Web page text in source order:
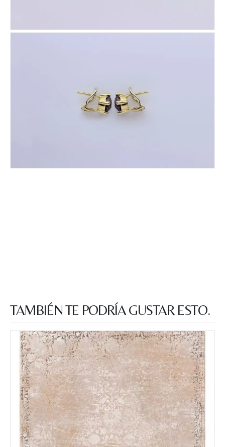
TAMBIÉN TE PODRÍA GUSTAR ESTO.